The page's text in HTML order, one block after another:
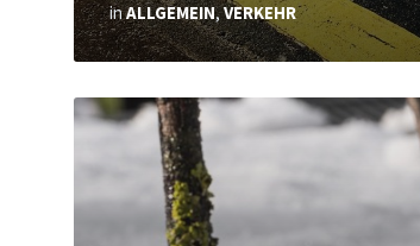
inALLGEMEIN,VERKEHR
Mehr
erfahren